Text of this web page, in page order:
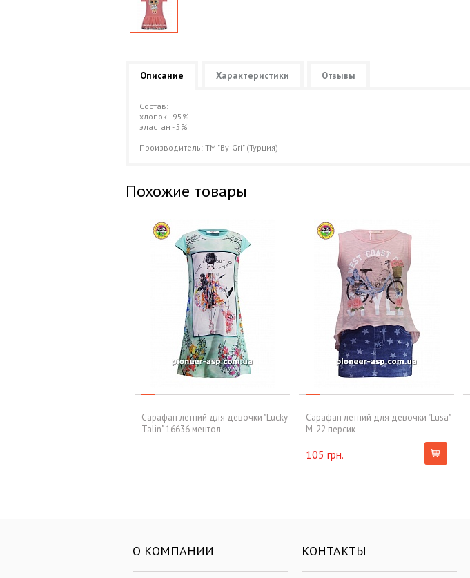
Описание Характеристики Отзывы
Состав:
хлопок - 95%
эластан - 5%
Производитель: ТМ "By-Gri" (Турция)
Похожие товары
Сарафан летний для девочки "Lucky
Talin" 16636 ментол
Сарафан летний для девочки "Lusa"
M-22 персик
105 грн.
О КОМПАНИИ КОНТАКТЫ